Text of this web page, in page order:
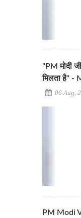
"PM मोदी
मिलता है" -
06 Aug,
PM Modi